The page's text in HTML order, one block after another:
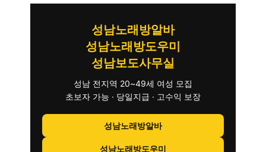
성남노래방알바
성남노래방도우미
성남보도사무실
성남 전지역 20~49세 여성 모집
초보자 가능 · 당일지급 · 고수익 보장
성남노래방알바
성남노래방도우미